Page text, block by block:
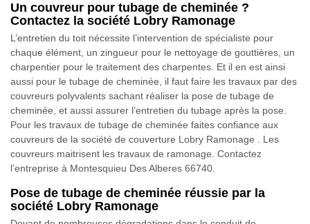
Un couvreur pour tubage de cheminée ?
Contactez la société Lobry Ramonage
L’entretien du toit nécessite l’intervention de spécialiste pour
chaque élément, un zingueur pour le nettoyage de gouttières, un
charpentier pour le traitement des charpentes. Et il en est ainsi
aussi pour le tubage de cheminée, il faut faire les travaux par des
couvreurs polyvalents sachant réaliser la pose de tubage de
cheminée, et aussi assurer l’entretien du tubage après la pose.
Pour les travaux de tubage de cheminée faites confiance aux
couvreurs de la société de couverture Lobry Ramonage . Les
couvreurs maitrisent les travaux de ramonage. Contactez
l’entreprise à Montesquieu Des Alberes 66740.
Pose de tubage de cheminée réussie par la
société Lobry Ramonage